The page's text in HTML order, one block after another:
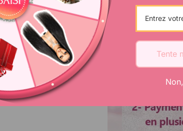
Délai de livraison
Délai d'utilisation
Tente